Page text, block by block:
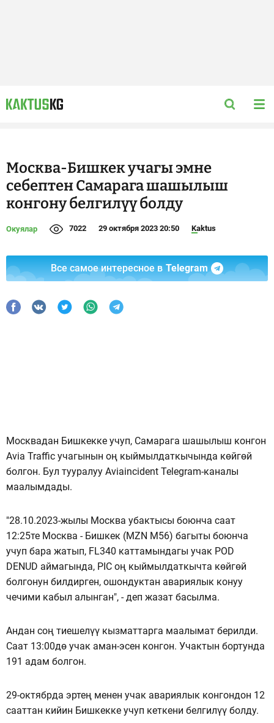
Москва-Бишкек учагы эмне
себептен Самарага шашылыш
конгону белгилүү болду
Окуялар 7022 29 октября 2023 20:50 Kaktus
Все самое интересное в Telegram
Москвадан Бишкекке учуп, Самарага шашылыш конгон
Avia Traffic учагынын оң кыймылдаткычында көйгөй
болгон. Бул тууралуу Aviaincident Telegram-каналы
маалымдады.
"28.10.2023-жылы Москва убактысы боюнча саат
12:25те Москва - Бишкек (MZN M56) багыты боюнча
учуп бара жатып, FL340 каттамындагы учак POD
DENUD аймагында, PIC оң кыймылдаткычта көйгөй
болгонун билдирген, ошондуктан авариялык конуу
чечими кабыл алынган", - деп жазат басылма.
Андан соң тиешелүү кызматтарга маалымат берилди.
Саат 13:00дө учак аман-эсен конгон. Учактын бортунда
191 адам болгон.
29-октябрда эртең менен учак авариялык конгондон 12
сааттан кийин Бишкекке учуп кеткени белгилүү болду.